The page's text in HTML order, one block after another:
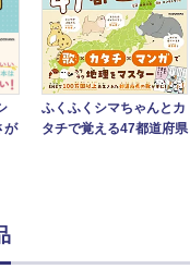
が
ふくふくシマちゃんとカ
タチで覚える47都道府県